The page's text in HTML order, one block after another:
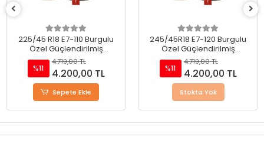
225/45 R18 E7-110 Burgulu
Özel Güçlendirilmiş
Takmatik Kar Zinciri
%11
4.719,00 TL
4.200,00 TL
Sepete Ekle
245/45R18 E7-120 Burgulu
Özel Güçlendirilmiş
Takmatik Kar Zinciri
%11
4.719,00 TL
4.200,00 TL
Stokta Yok